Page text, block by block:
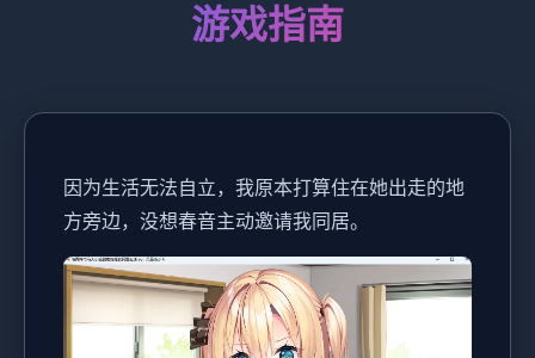
游戏指南
因为生活无法自立，我原本打算住在她出走的地
方旁边，没想春音主动邀请我同居。